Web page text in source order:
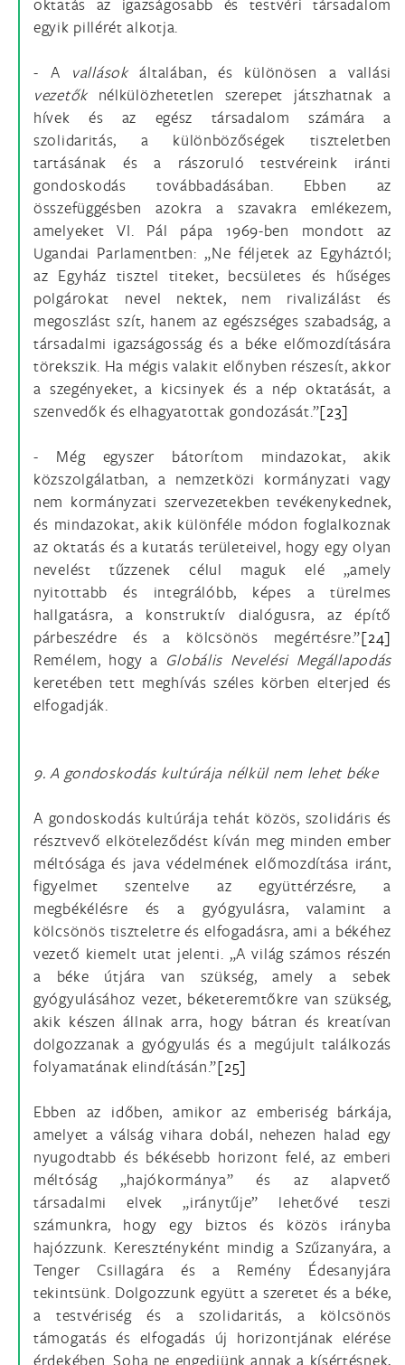
egyik pillérét alkotja.
- A vallásokáltalában, és különösen a vallási
vezetők nélkülözhetetlen szerepet játszhatnak a
hívek és az egész társadalom számára a
szolidaritás, a különbözőségek tiszteletben
tartásának és a rászoruló testvéreink iránti
gondoskodás továbbadásában. Ebben az
összefüggésben azokra a szavakra emlékezem,
amelyeket VI. Pál pápa 1969-ben mondott az
Ugandai Parlamentben: „Ne féljetek az Egyháztól;
az Egyház tisztel titeket, becsületes és hűséges
polgárokat nevel nektek, nem rivalizálást és
megoszlást szít, hanem az egészséges szabadság, a
társadalmi igazságosság és a béke előmozdítására
törekszik. Ha mégis valakit előnyben részesít, akkor
a szegényeket, a kicsinyek és a nép oktatását, a
szenvedők és elhagyatottak gondozását.”[23]
- Még egyszer bátorítom mindazokat, akik
közszolgálatban, a nemzetközi kormányzati vagy
nem kormányzati szervezetekben tevékenykednek,
és mindazokat, akik különféle módon foglalkoznak
az oktatás és a kutatás területeivel, hogy egy olyan
nevelést tűzzenek célul maguk elé „amely
nyitottabb és integrálóbb, képes a türelmes
hallgatásra, a konstruktív dialógusra, az építő
párbeszédre és a kölcsönös megértésre.”[24]
Remélem, hogy a Globális Nevelési Megállapodás
keretében tett meghívás széles körben elterjed és
elfogadják.
9. A gondoskodás kultúrája nélkül nem lehet béke
A gondoskodás kultúrája tehát közös, szolidáris és
résztvevő elköteleződést kíván meg minden ember
méltósága és java védelmének előmozdítása iránt,
figyelmet szentelve az együttérzésre, a
megbékélésre és a gyógyulásra, valamint a
kölcsönös tiszteletre és elfogadásra, ami a békéhez
vezető kiemelt utat jelenti. „A világ számos részén
a béke útjára van szükség, amely a sebek
gyógyulásához vezet, béketeremtőkre van szükség,
akik készen állnak arra, hogy bátran és kreatívan
dolgozzanak a gyógyulás és a megújult találkozás
folyamatának elindításán.”[25]
Ebben az időben, amikor az emberiség bárkája,
amelyet a válság vihara dobál, nehezen halad egy
nyugodtabb és békésebb horizont felé, az emberi
méltóság „hajókormánya” és az alapvető
társadalmi elvek „iránytűje” lehetővé teszi
számunkra, hogy egy biztos és közös irányba
hajózzunk. Keresztényként mindig a Szűzanyára, a
Tenger Csillagára és a Remény Édesanyjára
tekintsünk. Dolgozzunk együtt a szeretet és a béke,
a testvériség és a szolidaritás, a kölcsönös
támogatás és elfogadás új horizontjának elérése
érdekében. Soha ne engedjünk annak a kísértésnek,